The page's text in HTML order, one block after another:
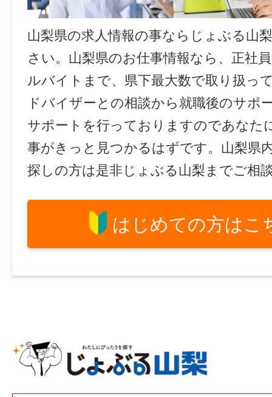
山梨県の求人情報の事ならじょぶる山
さい。山梨県のお仕事情報なら、正社
ルバイトまで、県下最大数で取り扱っ
ドバイザーとの相談から就職後のサポ
サポートを行っておりますのであなた
事がきっと見つかるはずです。山梨県
探しの方は是非じょぶる山梨までご相
はじめての方はこ